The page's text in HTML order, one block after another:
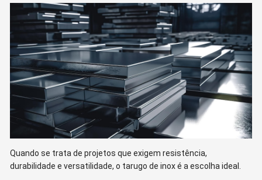
Quando se trata de projetos que exigem resistência,
durabilidade e versatilidade, o tarugo de inox é a escolha ideal.